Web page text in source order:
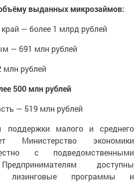
выданных микрозаймов:
— более 1 млрд рублей
— 691 млн рублей
рублей
500 млн рублей
— 519 млн рублей
поддержки малого и среднего
Министерство экономики
с подведомственными
доступны
лизинговые программы и